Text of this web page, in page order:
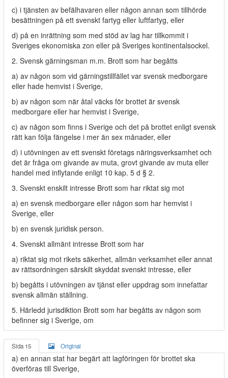
c) i tjänsten av befälhavaren eller någon annan som tillhörde
besättningen på ett svenskt fartyg eller luftfartyg, eller
d) på en inrättning som med stöd av lag har tillkommit i
Sveriges ekonomiska zon eller på Sveriges kontinentalsockel.
2. Svensk gärningsman m.m. Brott som har begåtts
a) av någon som vid gärningstillfället var svensk medborgare
eller hade hemvist i Sverige,
b) av någon som när åtal väcks för brottet är svensk
medborgare eller har hemvist i Sverige,
c) av någon som finns i Sverige och det på brottet enligt svensk
rätt kan följa fängelse i mer än sex månader, eller
d) i utövningen av ett svenskt företags näringsverksamhet och
det är fråga om givande av muta, grovt givande av muta eller
handel med inflytande enligt 10 kap. 5 d § 2.
3. Svenskt enskilt intresse Brott som har riktat sig mot
a) en svensk medborgare eller någon som har hemvist i
Sverige, eller
b) en svensk juridisk person.
4. Svenskt allmänt intresse Brott som har
a) riktat sig mot rikets säkerhet, allmän verksamhet eller annat
av rättsordningen särskilt skyddat svenskt intresse, eller
b) begåtts i utövningen av tjänst eller uppdrag som innefattar
svensk allmän ställning.
5. Härledd jurisdiktion Brott som har begåtts av någon som
befinner sig i Sverige, om
Sida 15 Original
a) en annan stat har begärt att lagföringen för brottet ska
överföras till Sverige,